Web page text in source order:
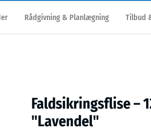
Rådgivning & Planlægning Tilbud
Faldsikringsflise –
"Lavendel"